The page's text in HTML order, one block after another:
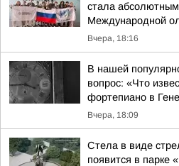
стала
Международной
Вчера, 18:16
В нашей
вопрос: «Что
фортепиано в
Вчера, 18:09
Стела в виде
появится в парке